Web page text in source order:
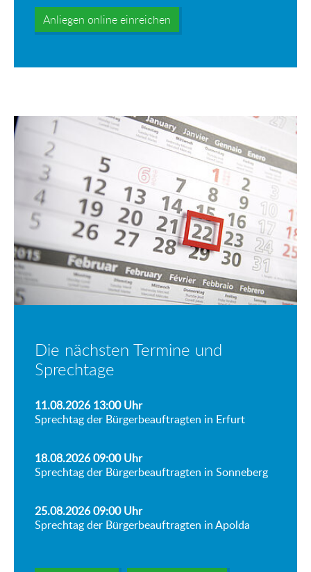
Anliegen online einreichen
Die nächsten Termine und
Sprechtage
11.08.2026 13:00Uhr
Sprechtag der Bürgerbeauftragten in Erfurt
18.08.2026 09:00Uhr
Sprechtag der Bürgerbeauftragten in Sonneberg
25.08.2026 09:00Uhr
Sprechtag der Bürgerbeauftragten in Apolda